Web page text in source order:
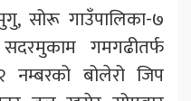
सोरू गाउँपालिका-७
सदरमुकाम गमगढीतर्फ
बोलेरो जिप